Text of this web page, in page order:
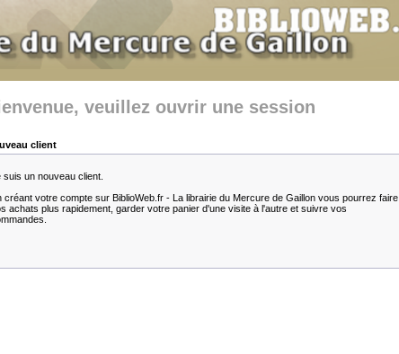
veuillez ouvrir une session
client
suis un nouveau client.
créant votre compte sur BiblioWeb.fr - La librairie du Mercure de Gaillon vous pourrez faire
achats plus rapidement, garder votre panier d'une visite à l'autre et suivre vos